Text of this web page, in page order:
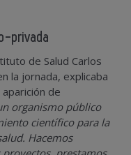
privada
de Salud Carlos
la jornada, explicaba
de
organismo público
científico para la
Hacemos